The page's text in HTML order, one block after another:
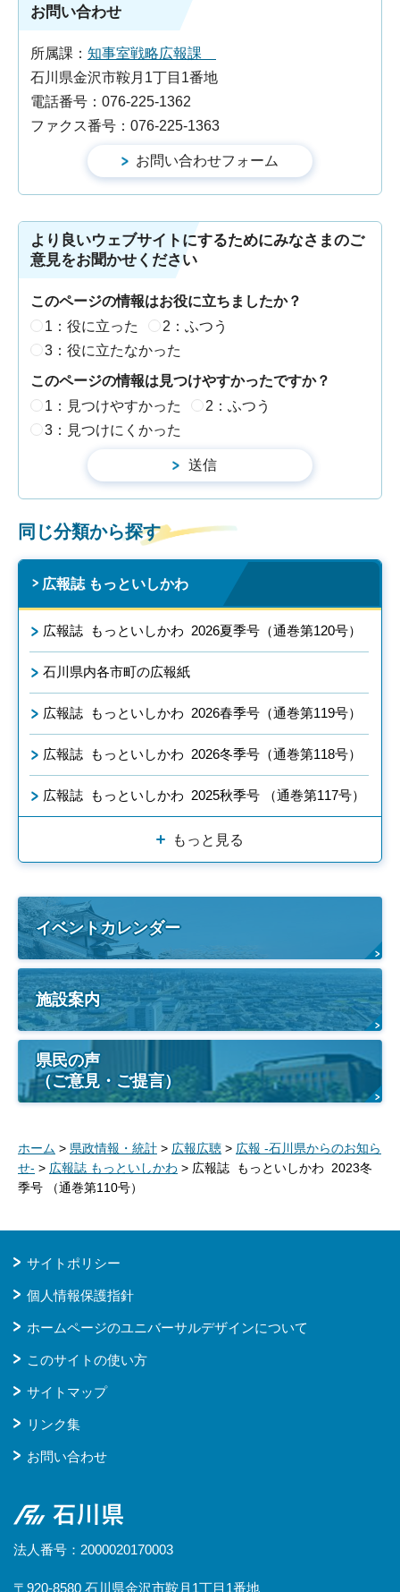
お問い合わせ
所属課： 知事室戦略広報課
石川県金沢市鞍月1丁目1番地
電話番号：076-225-1362
ファクス番号：076-225-1363
より良いウェブサイトにするためにみなさまのご
意見をお聞かせください
このページの情報はお役に立ちましたか？
1：役に立った
2：ふつう
3：役に立たなかった
このページの情報は見つけやすかったですか？
1：見つけやすかった
2：ふつう
3：見つけにくかった
同じ分類から探す
広報誌 もっといしかわ
広報誌 もっといしかわ 2026夏季号（通巻第120号）
石川県内各市町の広報紙
広報誌 もっといしかわ 2026春季号（通巻第119号）
広報誌 もっといしかわ 2026冬季号（通巻第118号）
広報誌 もっといしかわ 2025秋季号 （通巻第117号）
もっと見る
イベントカレンダー
施設案内
県民の声
（ご意見・ご提言）
ホーム > 県政情報・統計 > 広報広聴 > 広報 -石川県からのお知ら
せ- > 広報誌 もっといしかわ > 広報誌 もっといしかわ 2023冬
季号 （通巻第110号）
サイトポリシー
個人情報保護指針
ホームページのユニバーサルデザインについて
このサイトの使い方
サイトマップ
リンク集
お問い合わせ
石川県
法人番号：2000020170003
〒920-8580 石川県金沢市鞍月1丁目1番地